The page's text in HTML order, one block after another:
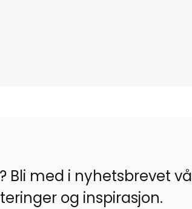
Bli med i nyhetsbrevet
og inspirasjon.